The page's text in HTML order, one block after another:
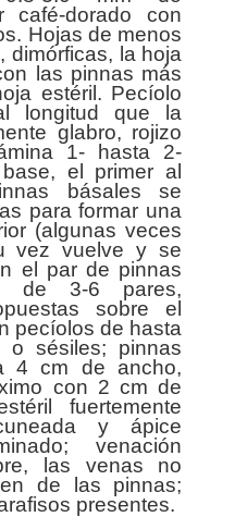
café-dorado con
Hojas de menos
dimórficas, la hoja
las pinnas más
estéril. Pecíolo
longitud que la
glabro, rojizo
1- hasta 2-
el primer al
básales se
para formar una
(algunas veces
vez vuelve y se
el par de pinnas
de 3-6 pares,
sobre el
pecíolos de hasta
sésiles; pinnas
4 cm de ancho,
con 2 cm de
fuertemente
y ápice
venación
las venas no
de las pinnas;
presentes.